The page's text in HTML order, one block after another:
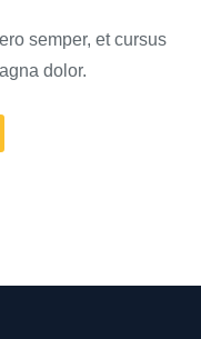
semper, et cursus
dolor.